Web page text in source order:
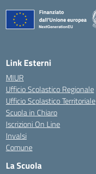
Link Esterni
MIUR
Ufficio Scolastico Regionale
Ufficio Scolastico Territoriale
Scuola in Chiaro
Iscrizioni On Line
Invalsi
Comune
La Scuola